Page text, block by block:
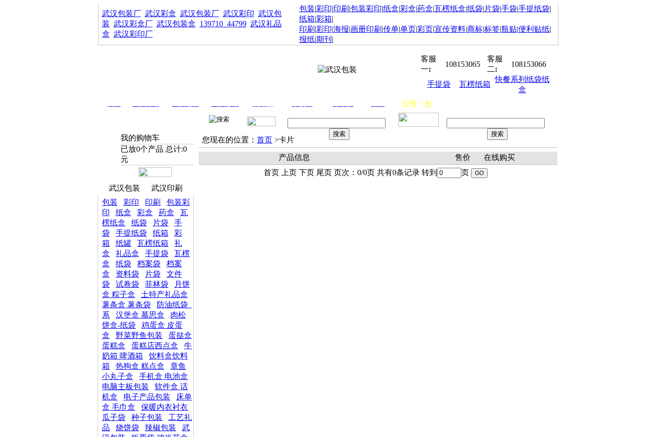
武汉包装厂 武汉彩盒 武汉包装厂 武汉彩印 武汉包
装 武汉彩盒厂 武汉包装盒 139710_44799 武汉礼品
盒 武汉彩印厂
包装|彩印|印刷 |包装彩印|纸盒|彩盒|药盒|瓦楞纸盒|纸袋| 片袋|手袋|手提纸袋|
纸箱|彩箱|
印刷 |彩印|海报|画册印刷 |传单|单页|彩页|宣传资料|商标|标签|瓶贴|便利贴纸|
报纸|期刊 |
客服
一:
108153065
客服
二:
108153066
手提袋 瓦楞纸箱
快餐系列纸袋纸
盒
公告：
新冠已开工! 祝大家身体健康,生意红
红
招聘：平面设计师、销售助理、客户
代表
我的购物车
已放0个产品 总计:0
元
武汉包装
武汉印刷
包装
彩印 印刷
包装彩
印
纸盒 彩盒 药盒
瓦
楞纸盒
纸袋 片袋
手
袋
手提纸袋 纸箱
彩
箱
纸罐 瓦楞纸箱
礼
盒
礼品盒 手提袋
瓦楞
盒
纸袋 档案袋
档案
盒
资料袋 片袋
文件
袋
试卷袋 菲林袋
月饼
盒 粽子盒
土特产礼品盒
薯条盒 薯条袋
防油纸袋_
系
汉堡盒 慕思盒
肉松
饼盒-纸袋
鸡蛋盒 皮蛋
盒
野菜野鱼包装
蛋挞盒
蛋糕盒
蛋糕店西点盒
牛
奶箱 啤酒箱
饮料盒饮料
箱
热狗盒 糕点盒
章鱼
小丸子盒
手机盒 电池盒
电脑主板包装
软件盒 话
机盒
电子产品包装
床单
盒 毛巾盒
保暖内衣衬衣
瓜子袋
种子包装
工艺礼
品
烧饼袋 辣椒包装
武
您现在的位置： 首页 >卡片
产品信息 售价
在线购买
首页 上页 下页 尾页 页次：0/0页 共有0条记录 转到
页